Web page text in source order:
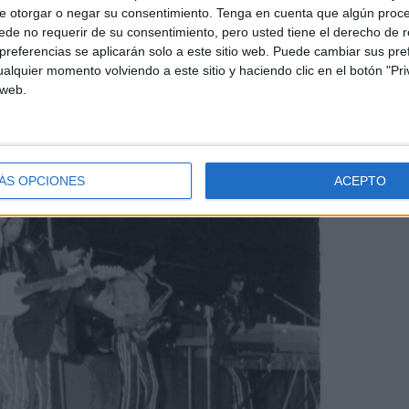
otorgar o negar su consentimiento. Tenga en cuenta que algún
no requerir de su consentimiento, pero usted tiene el derecho de
se aplicarán solo a este sitio web. Puede cambiar sus
momento volviendo a este sitio y haciendo clic en el botón
OPCIONES ACEPTO
la facilidad en poder comprar discos en otros
en la capital. En otras ciudades llegó de
Razones para no poder afirmar con la
primero.